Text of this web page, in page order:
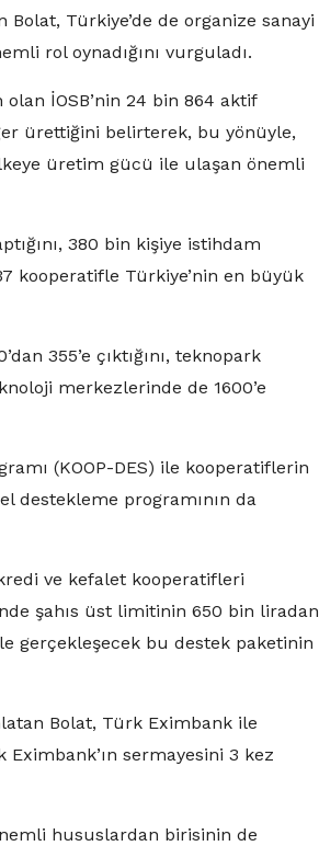
Türkiye’de de organize sanayi
rol oynadığını vurguladı.
İOSB’nin 24 bin 864 aktif
ürettiğini belirterek, bu yönüyle,
üretim gücü ile ulaşan önemli
380 bin kişiye istihdam
kooperatifle Türkiye’nin en büyük
355’e çıktığını, teknopark
merkezlerinde de 1600’e
(KOOP-DES) ile kooperatiflerin
destekleme programının da
ve kefalet kooperatifleri
şahıs üst limitinin 650 bin liradan
gerçekleşecek bu destek paketinin
Bolat, Türk Eximbank ile
sermayesini 3 kez
hususlardan birisinin de